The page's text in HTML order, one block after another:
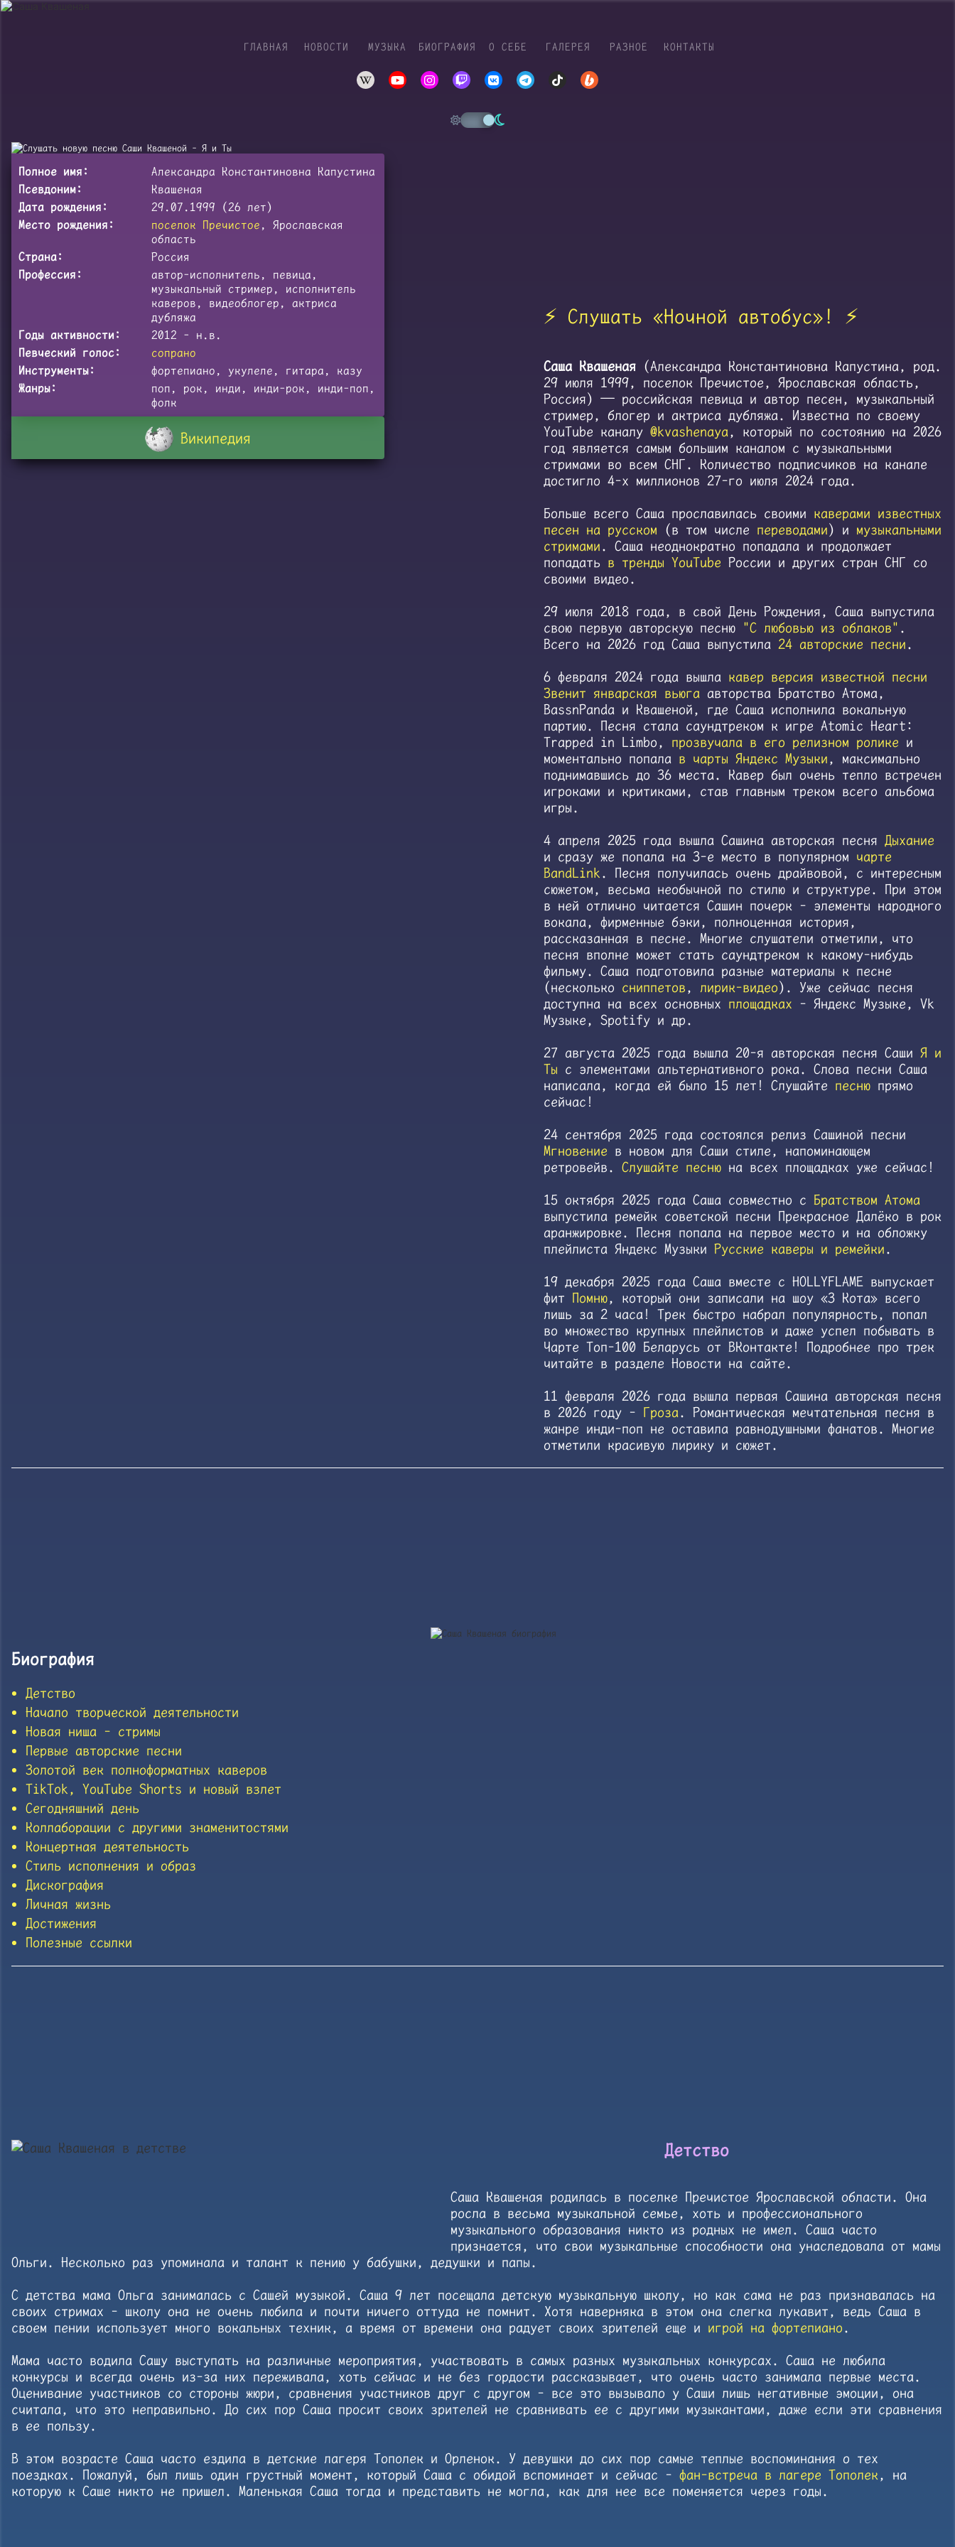
ГЛАВНАЯ НОВОСТИ МУЗЫКА БИОГРАФИЯ О СЕБЕ ГАЛЕРЕЯ РАЗНОЕ КОНТАКТЫ
Полное имя:
Александра Константиновна Капустина
Псевдоним:
Квашеная
Дата рождения:
29.07.1999 (26 лет)
Место рождения:
поселок Пречистое , Ярославская
область
Страна:
Россия
Профессия:
автор-исполнитель, певица,
музыкальный стример, исполнитель
каверов, видеоблогер, актриса
дубляжа
Годы активности:
2012 - н.в.
Певческий голос:
сопрано
Инструменты:
фортепиано, укулеле, гитара, казу
Жанры:
поп, рок, инди, инди-рок, инди-поп,
фолк
Википедия
⚡️ Слушать «Ночной автобус»! ⚡️
Саша Квашеная(Александра Константиновна Капустина, род.
29 июля 1999, поселок Пречистое, Ярославская область,
Россия) — российская певица и автор песен, музыкальный
стример, блогер и актриса дубляжа. Известна по своему
YouTube каналу @kvashenaya, который по состоянию на 2026
год является самым большим каналом с музыкальными
стримами во всем СНГ. Количество подписчиков на канале
достигло 4-х миллионов 27-го июля 2024 года.
Больше всего Саша прославилась своими каверами известных
песен на русском (в том числе переводами) и музыкальными
стримами. Саша неоднократно попадала и продолжает
попадать в тренды YouTube России и других стран СНГ со
своими видео.
29 июля 2018 года, в свой День Рождения, Саша выпустила
свою первую авторскую песню "С любовью из облаков" .
Всего на 2026 год Саша выпустила 24 авторские песни.
6 февраля 2024 года вышла кавер версия известной песни
Звенит январская вьюгаавторства Братство Атома,
BassnPanda и Квашеной, где Саша исполнила вокальную
партию. Песня стала саундтреком к игре Atomic Heart:
Trapped in Limbo, прозвучала в его релизном ролике и
моментально попала в чарты Яндекс Музыки, максимально
поднимавшись до 36 места. Кавер был очень тепло встречен
игроками и критиками, став главным треком всего альбома
игры.
4 апреля 2025 года вышла Сашина авторская песня Дыхание
и сразу же попала на 3-е место в популярном чарте
BandLink. Песня получилась очень драйвовой, с интересным
сюжетом, весьма необычной по стилю и структуре. При этом
в ней отлично читается Сашин почерк - элементы народного
вокала, фирменные бэки, полноценная история,
рассказанная в песне. Многие слушатели отметили, что
песня вполне может стать саундтреком к какому-нибудь
фильму. Саша подготовила разные материалы к песне
(несколько сниппетов, лирик-видео). Уже сейчас песня
доступна на всех основных площадках - Яндекс Музыке, Vk
Музыке, Spotify и др.
27 августа 2025 года вышла 20-я авторская песня Саши Я и
Ты с элементами альтернативного рока. Слова песни Саша
написала, когда ей было 15 лет! Слушайте песнюпрямо
сейчас!
24 сентября 2025 года состоялся релиз Сашиной песни
Мгновение в новом для Саши стиле, напоминающем
ретровейв. Слушайте песнюна всех площадках уже сейчас!
15 октября 2025 года Саша совместно с Братством Атома
выпустила ремейк советской песни Прекрасное Далёко в рок
аранжировке. Песня попала на первое место и на обложку
плейлиста Яндекс Музыки Русские каверы и ремейки.
19 декабря 2025 года Саша вместе с HOLLYFLAME выпускает
фит Помню, который они записали на шоу «3 Кота» всего
лишь за 2 часа! Трек быстро набрал популярность, попал
во множество крупных плейлистов и даже успел побывать в
Чарте Топ-100 Беларусь от ВКонтакте! Подробнее про трек
читайте в разделе Новости на сайте.
11 февраля 2026 года вышла первая Сашина авторская песня
в 2026 году - Гроза. Романтическая мечтательная песня в
жанре инди-поп не оставила равнодушными фанатов. Многие
отметили красивую лирику и сюжет.
Биография
Детство
Начало творческой деятельности
Новая ниша - стримы
Первые авторские песни
Золотой век полноформатных каверов
TikTok, YouTube Shorts и новый взлет
Сегодняшний день
Коллаборации с другими знаменитостями
Концертная деятельность
Стиль исполнения и образ
Дискография
Личная жизнь
Достижения
Полезные ссылки
Детство
Саша Квашеная родилась в поселке Пречистое Ярославской области. Она
росла в весьма музыкальной семье, хоть и профессионального
музыкального образования никто из родных не имел. Саша часто
признается, что свои музыкальные способности она унаследовала от мамы
Ольги. Несколько раз упоминала и талант к пению у бабушки, дедушки и папы.
С детства мама Ольга занималась с Сашей музыкой. Саша 9 лет посещала детскую музыкальную школу, но как сама не раз признавалась на
своих стримах - школу она не очень любила и почти ничего оттуда не помнит. Хотя наверняка в этом она слегка лукавит, ведь Саша в
своем пении использует много вокальных техник, а время от времени она радует своих зрителей еще и игрой на фортепиано.
Мама часто водила Сашу выступать на различные мероприятия, участвовать в самых разных музыкальных конкурсах. Саша не любила
конкурсы и всегда очень из-за них переживала, хоть сейчас и не без гордости рассказывает, что очень часто занимала первые места.
Оценивание участников со стороны жюри, сравнения участников друг с другом - все это вызывало у Саши лишь негативные эмоции, она
считала, что это неправильно. До сих пор Саша просит своих зрителей не сравнивать ее с другими музыкантами, даже если эти сравнения
в ее пользу.
В этом возрасте Саша часто ездила в детские лагеря Тополек и Орленок. У девушки до сих пор самые теплые воспоминания о тех
поездках. Пожалуй, был лишь один грустный момент, который Саша с обидой вспоминает и сейчас - фан-встреча в лагере Тополек, на
которую к Саше никто не пришел. Маленькая Саша тогда и представить не могла, как для нее все поменяется через годы.